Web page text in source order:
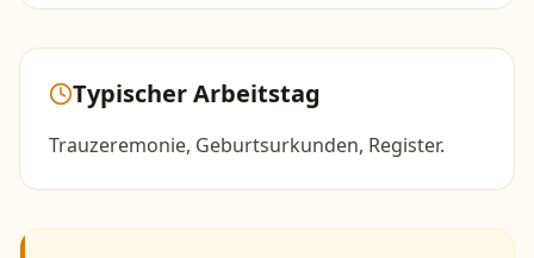
Typischer Arbeitstag
Trauzeremonie, Geburtsurkunden, Register.